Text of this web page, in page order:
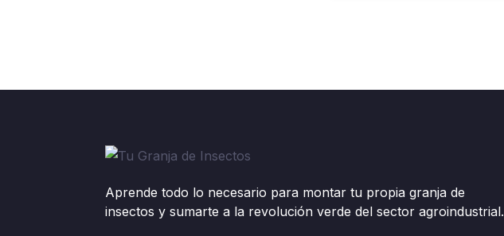
Aprende todo lo necesario para montar tu propia granja de
insectos y sumarte a la revolución verde del sector agroindustrial.